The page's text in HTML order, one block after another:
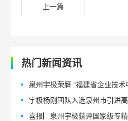
上一篇
热门新闻资讯
泉州宇极荣膺 “福建省企业技术
宇极杨刚团队入选泉州市引进
喜报▏泉州宇极获评国家级专精